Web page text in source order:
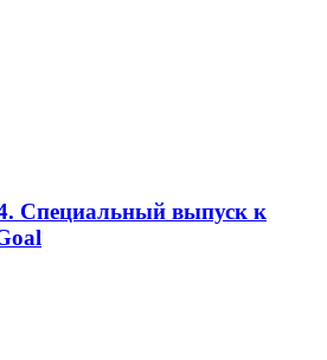
Специальный выпуск к